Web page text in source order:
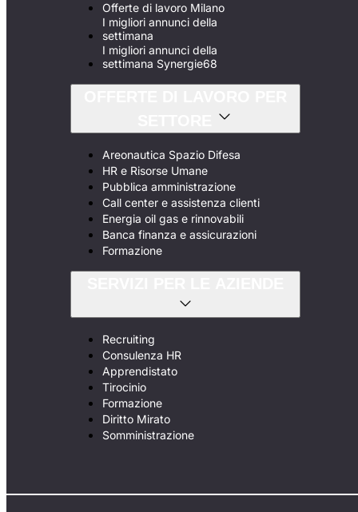
Offerte di lavoro Milano
I migliori annunci della
settimana
I migliori annunci della
settimana Synergie68
Areonautica Spazio Difesa
HR e Risorse Umane
Pubblica amministrazione
Call center e assistenza clienti
Energia oil gas e rinnovabili
Banca finanza e assicurazioni
Formazione
Recruiting
Consulenza HR
Apprendistato
Tirocinio
Formazione
Diritto Mirato
Somministrazione